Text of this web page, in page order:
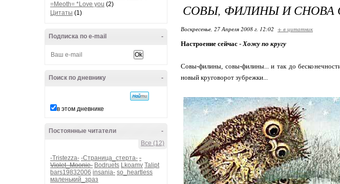
=Meoth= *Love you (2)
Цитаты (1)
-
Подписка по e-mail
-
Поиск по дневнику
в этом дневнике
-
Постоянные читатели
Все (12)
-Tristezza- -Страница_стерта- -
Violet_Moonie- Bodruets Lkoamv Talipt
bars19832006 insania- so_heartless
маленький_зраз
СОВЫ, ФИЛИНЫ И СНОВА
Воскресенье, 27 Апреля 2008 г. 12:02 + в цитатник
Настроение сейчас -Хожу по кругу
Совы-филины, совы-филины... и так до
новый круговорот зубрежки...